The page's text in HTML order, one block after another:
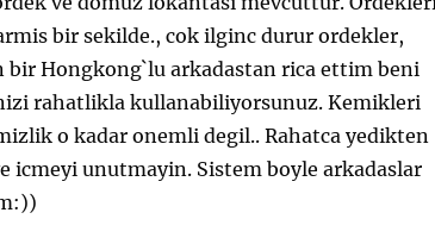
bir sekilde., cok ilginc durur ordekler,
Hongkong`lu arkadastan rica ettim beni
rahatlikla kullanabiliyorsunuz. Kemikleri
o kadar onemli degil.. Rahatca yedikten
icmeyi unutmayin. Sistem boyle arkadaslar